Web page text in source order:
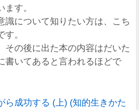
す。
識について知りたい方は、こち
。
その後に出た本の内容はだいた
書いてあると言われるほどで
ら成功する (上) (知的生きかた